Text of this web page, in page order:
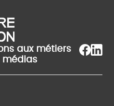
aux métiers
médias